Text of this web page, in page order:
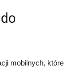
mobilnych, które